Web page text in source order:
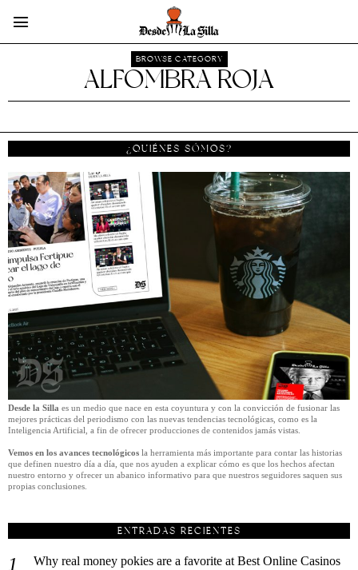
BROWSE CATEGORY
ALFOMBRA ROJA
¿QUIÉNES SÓMOS?
Desde la Silla es un medio que nace en esta coyuntura y con la convicción de fusionar las
mejores prácticas del periodismo con las nuevas tendencias tecnológicas, como es la
Inteligencia Artificial, a fin de ofrecer producciones de contenidos jamás vistas.
Vemos en los avances tecnológicos la herramienta más importante para contar las historias
que definen nuestro día a día, que nos ayuden a explicar cómo es que los hechos afectan
nuestro entorno y ofrecer un abanico informativo para que nuestros seguidores saquen sus
propias conclusiones.
ENTRADAS RECIENTES
Why real money pokies are a favorite at Best Online Casinos